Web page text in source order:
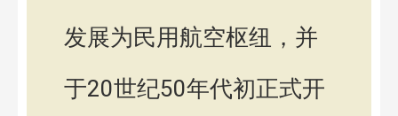
发展为民用航空枢纽，并
于20世纪50年代初正式开